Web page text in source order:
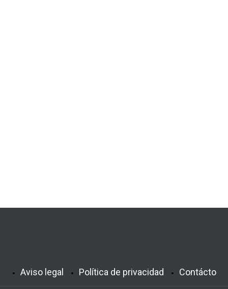
Aviso legal Política de privacidad Contácto